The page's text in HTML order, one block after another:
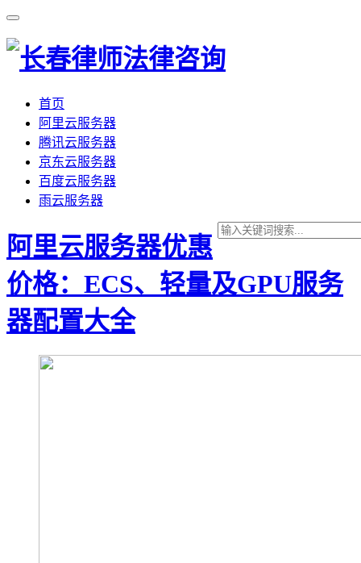
首页
阿里云服务器
腾讯云服务器
京东云服务器
百度云服务器
雨云服务器
阿里云服务器优惠
价格：ECS、轻量及GPU服务
器配置大全